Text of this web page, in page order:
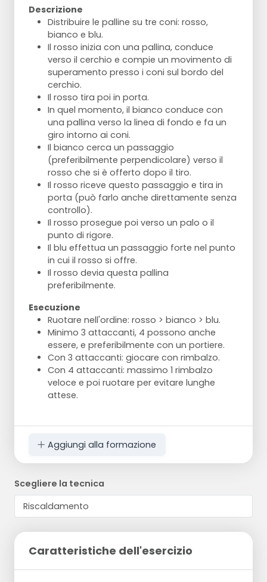
Descrizione
Distribuire le palline su tre coni: rosso,
bianco e blu.
Il rosso inizia con una pallina, conduce
verso il cerchio e compie un movimento di
superamento presso i coni sul bordo del
cerchio.
Il rosso tira poi in porta.
In quel momento, il bianco conduce con
una pallina verso la linea di fondo e fa un
giro intorno ai coni.
Il bianco cerca un passaggio
(preferibilmente perpendicolare) verso il
rosso che si è offerto dopo il tiro.
Il rosso riceve questo passaggio e tira in
porta (può farlo anche direttamente senza
controllo).
Il rosso prosegue poi verso un palo o il
punto di rigore.
Il blu effettua un passaggio forte nel punto
in cui il rosso si offre.
Il rosso devia questa pallina
preferibilmente.
Esecuzione
Ruotare nell'ordine: rosso > bianco > blu.
Minimo 3 attaccanti, 4 possono anche
essere, e preferibilmente con un portiere.
Con 3 attaccanti: giocare con rimbalzo.
Con 4 attaccanti: massimo 1 rimbalzo
veloce e poi ruotare per evitare lunghe
attese.
Aggiungi alla formazione
Scegliere la tecnica
Caratteristiche dell'esercizio